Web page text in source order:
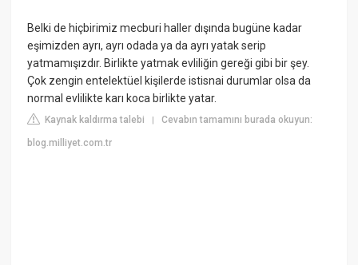
Belki de hiçbirimiz mecburi haller dışında bugüne kadar
eşimizden ayrı, ayrı odada ya da ayrı yatak serip
yatmamışızdır. Birlikte yatmak evliliğin gereği gibi bir şey.
Çok zengin entelektüel kişilerde istisnai durumlar olsa da
normal evlilikte karı koca birlikte yatar.
Kaynak kaldırma talebi |Cevabın tamamını burada okuyun:
blog.milliyet.com.tr